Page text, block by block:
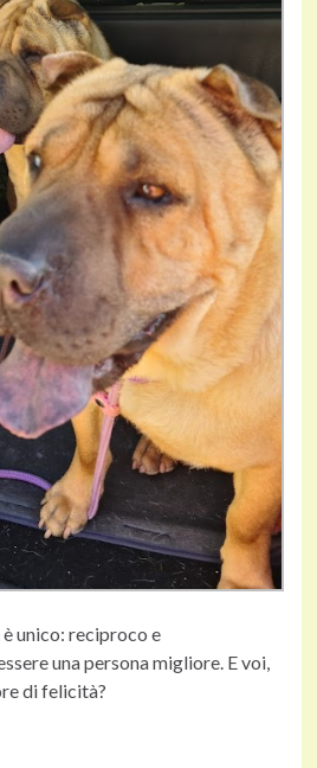
unico: reciproco e
ssere una persona migliore. E voi,
di felicità?